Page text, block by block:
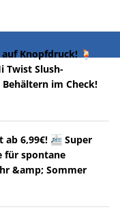
auf Knopfdruck! 🍹
Twist Slush-
im Check!
ab 6,99€! 🚈 Super
für spontane
&amp; Sommer